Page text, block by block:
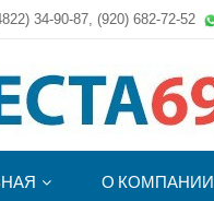
34-90-87, (920) 682-72-52
О КОМПАНИИ